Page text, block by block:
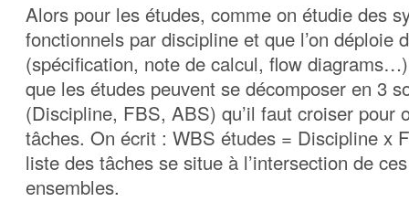
Alors pour les études, comme on étudie des
fonctionnels par discipline et que l’on déploie
(spécification, note de calcul, flow
que les études peuvent se décomposer en 3
(Discipline, FBS, ABS) qu’il faut croiser pour
tâches. On écrit : WBS études = Discipline x
liste des tâches se situe à l’intersection de
ensembles.